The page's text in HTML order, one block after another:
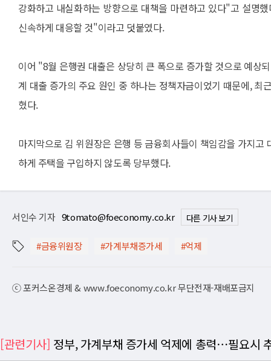
강화하고 내실화하는 방향으로 대책을 마련하고 있다"고 설명
신속하게 대응할 것"이라고 덧붙였다.
이어 "8월 은행권 대출은 상당히 큰 폭으로 증가할 것으로 예상
계 대출 증가의 주요 원인 중 하나는 정책자금이었기 때문에,
혔다.
마지막으로 김 위원장은 은행 등 금융회사들이 책임감을 가지
하게 주택을 구입하지 않도록 당부했다.
서인수 기자 9tomato@foeconomy.co.kr 다른 기사 보기
#금융위원장 #가계부채증가세 #억제
ⓒ 포커스온경제 & www.foeconomy.co.kr 무단전재-재배포금지
[관련기사] 정부, 가계부채 증가세 억제에 총력⋯필요시